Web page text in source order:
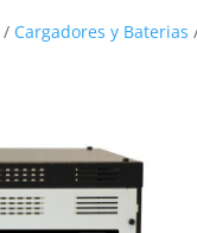
/ Cargadores y Baterias